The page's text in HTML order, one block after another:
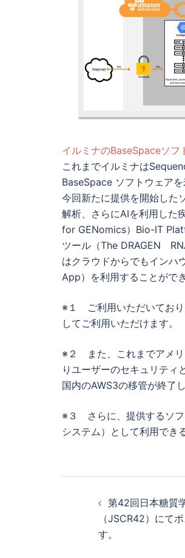
イルミナのBaseSpaceソフ
これまでイルミナは
BaseSpace ソフトウェア
今回新たに提供を開始した
解析、さらにAIを利用した
for GENomics）Bio-IT
ツール（The DRAGEN
はクラウドからでもインハ
App）を利用することができ
※１ ご利用いただいてお
してご利用いただけます。
※２ また、これまでアメリ
りユーザーのセキュリテ
国内のAWS3の移管が終了
※３ さらに、提供するソフ
システム）として利用でき
第42回日本糖質
（JSCR42）にて
す。